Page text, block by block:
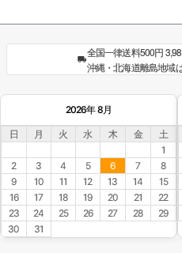
全国一律送料500円
沖縄・北海道離島地域
2026年 8月
日 月 火 水 木 金
土
1
2
3 4 5 6 7
8
9
10 11 12 13 14
15
16
17 18 19 20 21
22
23
24 25 26 27 28
29
30
31